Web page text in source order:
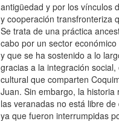
antigüedad y por los vínculos
y cooperación transfronteriza
Se trata de una práctica
cabo por un sector
y que se ha sostenido a lo
gracias a la integración
cultural que comparten
Juan. Sin embargo, la historia
las veranadas no está libre de
ya que fueron interrumpidas